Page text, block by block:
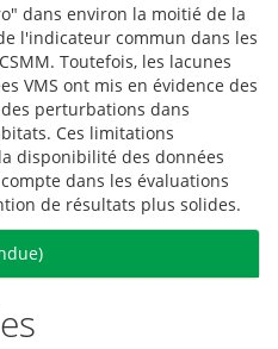
dans environ la moitié de la
l'indicateur commun dans les
Toutefois, les lacunes
VMS ont mis en évidence des
perturbations dans
Ces limitations
disponibilité des données
dans les évaluations
de résultats plus solides.